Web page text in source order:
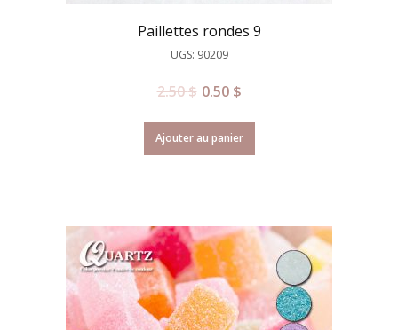
Paillettes rondes 9
UGS: 90209
2.50$ 0.50 $
Ajouter au panier